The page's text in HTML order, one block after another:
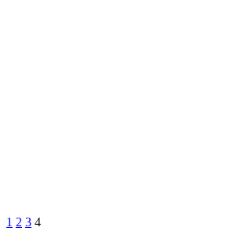
1 2 3 4